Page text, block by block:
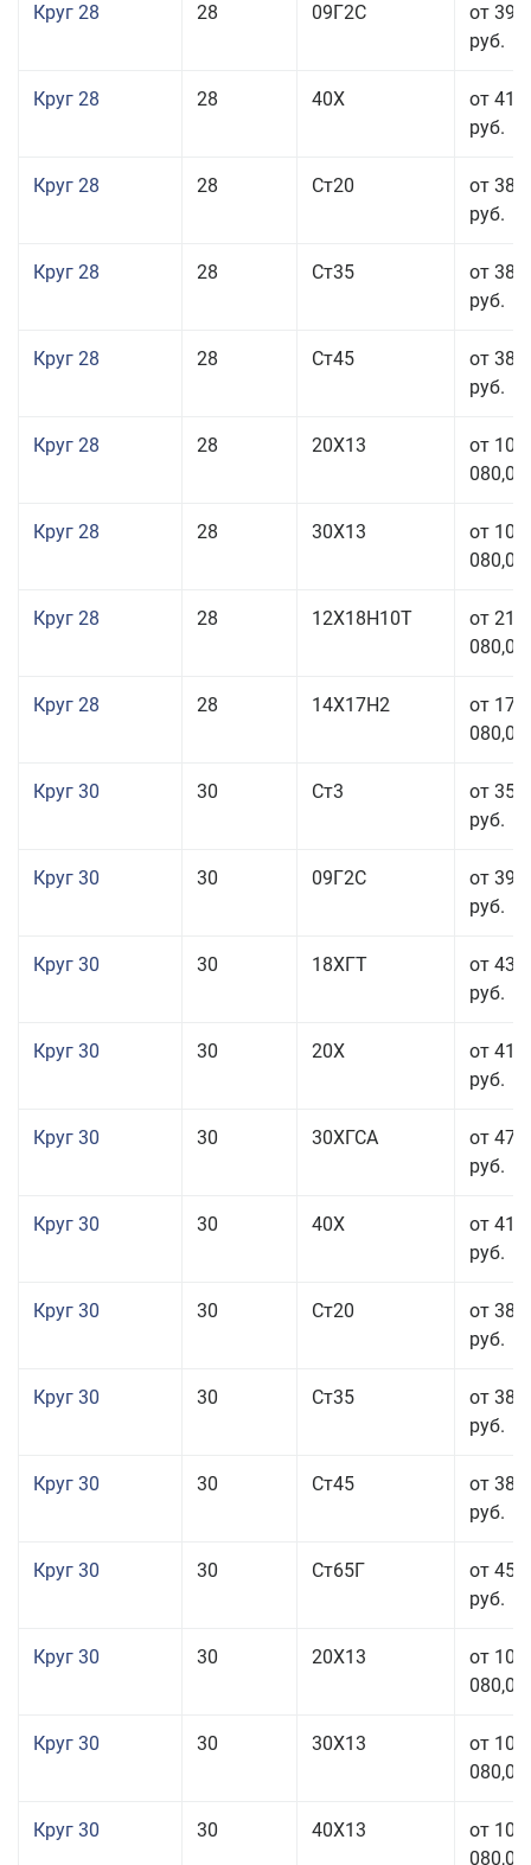
Круг 28 28 09Г2С
от 39
руб.
Круг 28 28 40Х
от 41
руб.
Круг 28 28 Ст20
от 38
руб.
Круг 28 28 Ст35
от 38
руб.
Круг 28 28 Ст45
от 38
руб.
Круг 28 28 20Х13
от 103
080,00
Круг 28 28 30Х13
от 103
080,00
Круг 28 28 12Х18Н10Т
от 210
080,00
Круг 28 28 14Х17Н2
от 179
080,00
Круг 30 30 Ст3
от 35
руб.
Круг 30 30 09Г2С
от 39
руб.
Круг 30 30 18ХГТ
от 43
руб.
Круг 30 30 20Х
от 41
руб.
Круг 30 30 30ХГСА
от 47
руб.
Круг 30 30 40Х
от 41
руб.
Круг 30 30 Ст20
от 38
руб.
Круг 30 30 Ст35
от 38
руб.
Круг 30 30 Ст45
от 38
руб.
Круг 30 30 Ст65Г
от 45
руб.
Круг 30 30 20Х13
от 101
080,00
Круг 30 30 30Х13
от 101
080,00
Круг 30 30 40Х13
от 101
080,00